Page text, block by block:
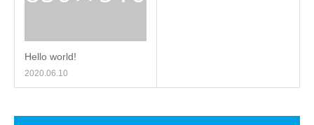
Hello world!
2020.06.10